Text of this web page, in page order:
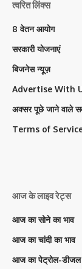
त्वरित लिंक्स
8 वेतन आयोग
सरकारी योजनाएं
बिजनेस न्यूज़
Advertise With
अक्सर पूछे जाने वाले
Terms of
आज के लाइव रेट्स
आज का सोने का भाव
आज का चांदी का भाव
आज का पेट्रोल-डीजल